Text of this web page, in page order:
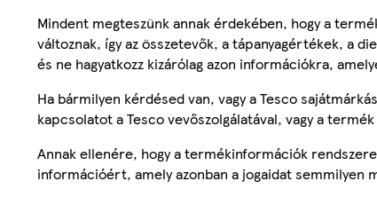
Mindent megteszünk annak érdekében, hogy a
változnak, így az összetevők, a tápanyagértékek, a
és ne hagyatkozz kizárólag azon információkra,
Ha bármilyen kérdésed van, vagy a Tesco
kapcsolatot a Tesco vevőszolgálatával, vagy a
Annak ellenére, hogy a termékinformációk
információért, amely azonban a jogaidat semmilyen